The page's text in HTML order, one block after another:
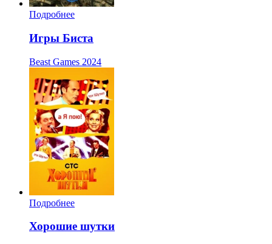
Подробнее
Игры Биста
Beast Games 2024
Подробнее
Хорошие шутки